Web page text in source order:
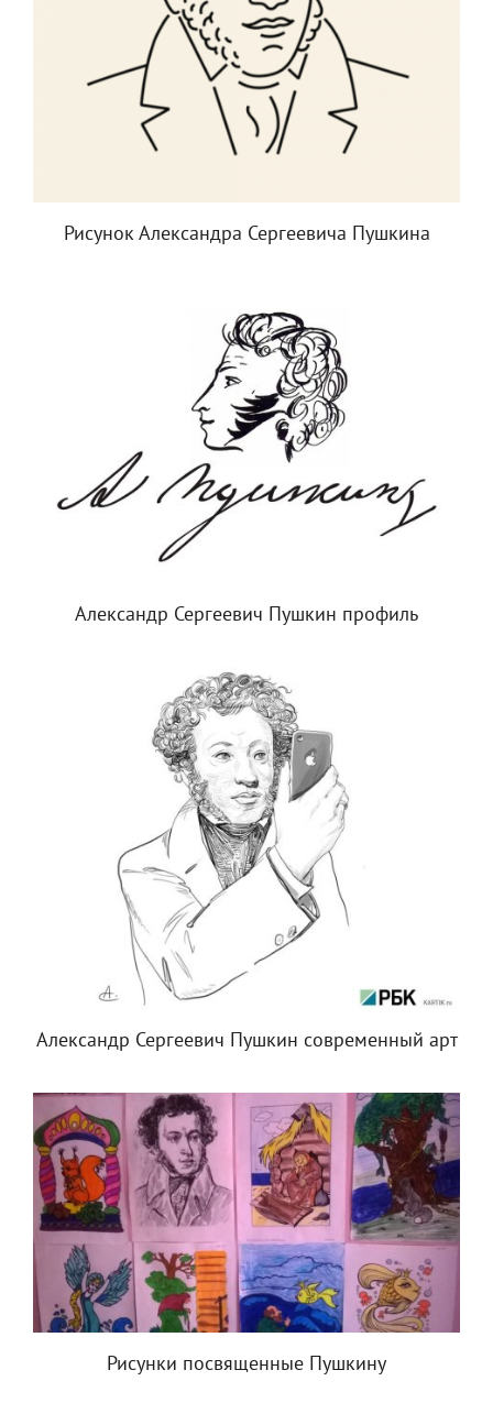
Рисунок Александра Сергеевича Пушкина
Александр Сергеевич Пушкин профиль
Александр Сергеевич Пушкин современный арт
Рисунки посвященные Пушкину